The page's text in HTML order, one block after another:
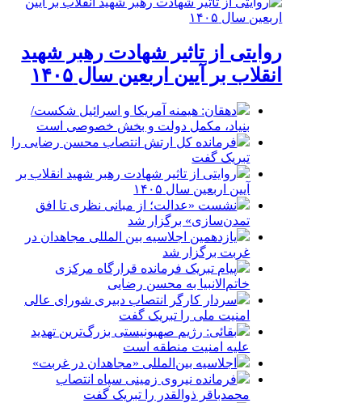
روایتی از تاثیر شهادت رهبر شهید
انقلاب بر آیین اربعین سال ۱۴۰۵
دهقان: هیمنه آمریکا و اسرائیل شکست/
بنیاد، مکمل دولت و بخش خصوصی است
فرمانده کل ارتش انتصاب محسن رضایی را
تبریک گفت
روایتی از تاثیر شهادت رهبر شهید انقلاب بر
آیین اربعین سال ۱۴۰۵
نشست «عدالت؛ از مبانی نظری تا افق
تمدن‌سازی» برگزار شد
یازدهمین اجلاسیه بین المللی مجاهدان در
غربت برگزار شد
پیام تبریک فرمانده قرارگاه مرکزی
خاتم‌الانبیا به محسن رضایی
سردار کارگر انتصاب دبیری شورای عالی
امنیت ملی را تبریک گفت
بقائی: رژیم صهیونیستی بزرگ‌ترین تهدید
علیه امنیت منطقه است
اجلاسیه بین‌المللی «مجاهدان در غربت»
فرمانده نیروی زمینی سپاه انتصاب
محمدباقر ذوالقدر را تبریک گفت